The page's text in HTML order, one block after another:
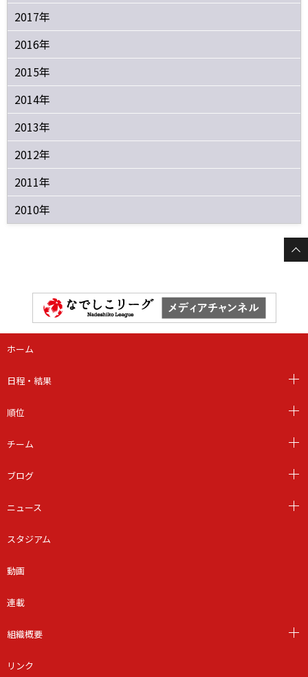
2017年
2016年
2015年
2014年
2013年
2012年
2011年
2010年
ホーム
日程・結果
順位
チーム
ブログ
ニュース
スタジアム
動画
連載
組織概要
リンク